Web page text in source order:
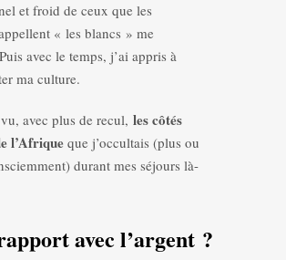
et froid de ceux que les
« les blancs » me
avec le temps, j’ai appris à
ma culture.
avec plus de recul, les côtés
l’Afrique que j’occultais (plus ou
durant mes séjours là-
avec l’argent ?